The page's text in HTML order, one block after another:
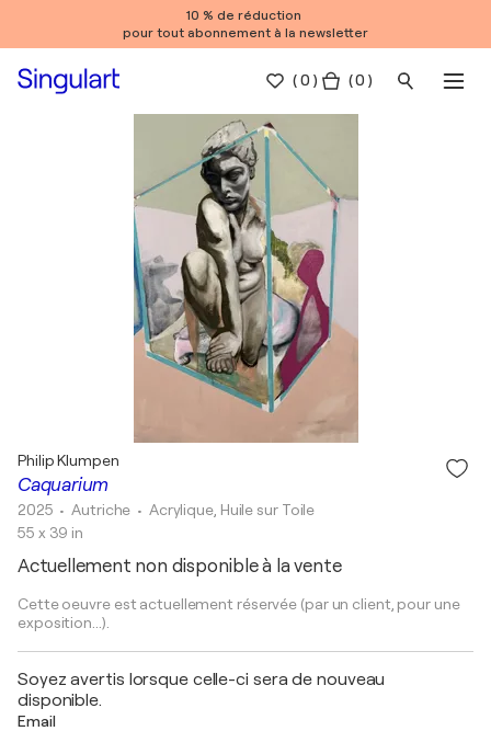
10 % de réduction
pour tout abonnement à la newsletter
(0 ) ( 0 )
Caquarium
Philip Klumpen
2025 • Autriche • Acrylique, Huile sur Toile
55 x 39 in
Actuellement non disponible à la vente
Cette oeuvre est actuellement réservée (par un client, pour une
exposition...).
Soyez avertis lorsque celle-ci sera de nouveau
disponible.
Email